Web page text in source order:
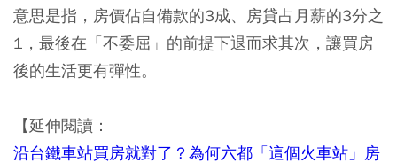
意思是指，房價佔自備款的3成、房貸占月薪的3分之
1，最後在「不委屈」的前提下退而求其次，讓買房
後的生活更有彈性。
【延伸閱讀：
沿台鐵車站買房就對了？為何六都「這個火車站」房